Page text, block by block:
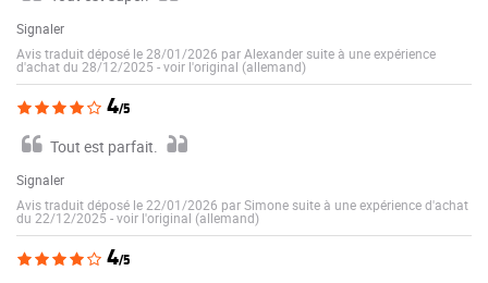
Signaler
Avis traduit déposé le 28/01/2026 par Alexander suite à une expérience
d'achat du 28/12/2025 -voir l'original (allemand)
4/5
Tout est parfait.
Signaler
Avis traduit déposé le 22/01/2026 par Simone suite à une expérience d'achat
du 22/12/2025 -voir l'original (allemand)
4/5